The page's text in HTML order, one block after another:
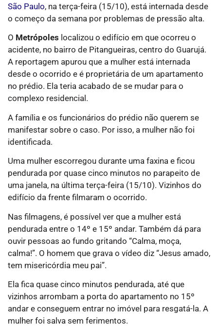
São Paulo, na terça-feira (15/10), está internada desde
o começo da semana por problemas de pressão alta.
O Metrópoles localizou o edifício em que ocorreu o
acidente, no bairro de Pitangueiras, centro do Guarujá.
A reportagem apurou que a mulher está internada
desde o ocorrido e é proprietária de um apartamento
no prédio. Ela teria acabado de se mudar para o
complexo residencial.
A família e os funcionários do prédio não querem se
manifestar sobre o caso. Por isso, a mulher não foi
identificada.
Uma mulher escorregou durante uma faxina e ficou
pendurada por quase cinco minutos no parapeito de
uma janela, na última terça-feira (15/10). Vizinhos do
edifício da frente filmaram o ocorrido.
Nas filmagens, é possível ver que a mulher está
pendurada entre o 14º e 15º andar. Também dá para
ouvir pessoas ao fundo gritando “Calma, moça,
calma!”. O homem que grava o vídeo diz “Jesus amado,
tem misericórdia meu pai”.
Ela fica quase cinco minutos pendurada, até que
vizinhos arrombam a porta do apartamento no 15º
andar e conseguem entrar no imóvel para resgatá-la. A
mulher foi salva sem ferimentos.